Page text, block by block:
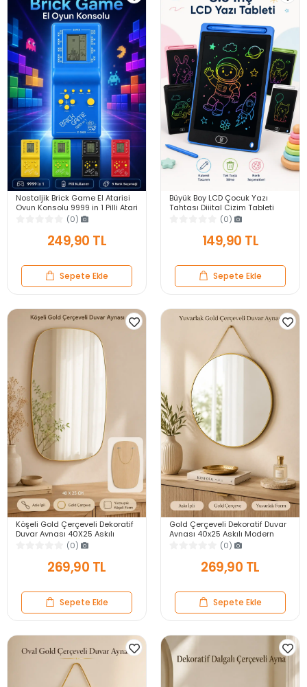
Nostaljik Brick Game El Atarisi
Oyun Konsolu 9999 in 1 Pilli Atari
Eğlenceli Çocuk Oyuncağı
(0)
249,90 TL
Sepete Ekle
Büyük Boy LCD Çocuk Yazı
Tahtası Dijital Çizim Tableti
Kalemli Silinebilir 8.5′ Oyuncak
(0)
149,90 TL
Sepete Ekle
Köşeli Gold Çerçeveli Dekoratif
Duvar Aynası 40X25 Askılı
Modern Salon Antre Banyo
Yatak Odası Ayna
(0)
269,90 TL
Sepete Ekle
Gold Çerçeveli Dekoratif Duvar
Aynası 40x25 Askılı Modern
Salon Antre Banyo Yatak Odası
(0)
269,90 TL
Sepete Ekle